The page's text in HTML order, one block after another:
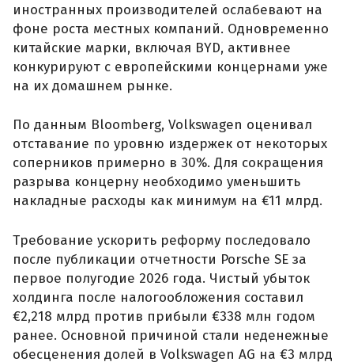
иностранных производителей ослабевают на
фоне роста местных компаний. Одновременно
китайские марки, включая BYD, активнее
конкурируют с европейскими концернами уже
на их домашнем рынке.
По данным Bloomberg, Volkswagen оценивал
отставание по уровню издержек от некоторых
соперников примерно в 30%. Для сокращения
разрыва концерну необходимо уменьшить
накладные расходы как минимум на €11 млрд.
Требование ускорить реформу последовало
после публикации отчетности Porsche SE за
первое полугодие 2026 года. Чистый убыток
холдинга после налогообложения составил
€2,218 млрд против прибыли €338 млн годом
ранее. Основной причиной стали неденежные
обесценения долей в Volkswagen AG на €3 млрд